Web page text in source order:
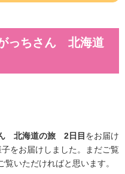
っちさん 北海道
北海道の旅 2日目をお届け
をお届けしました。まだご覧
いただければと思います。